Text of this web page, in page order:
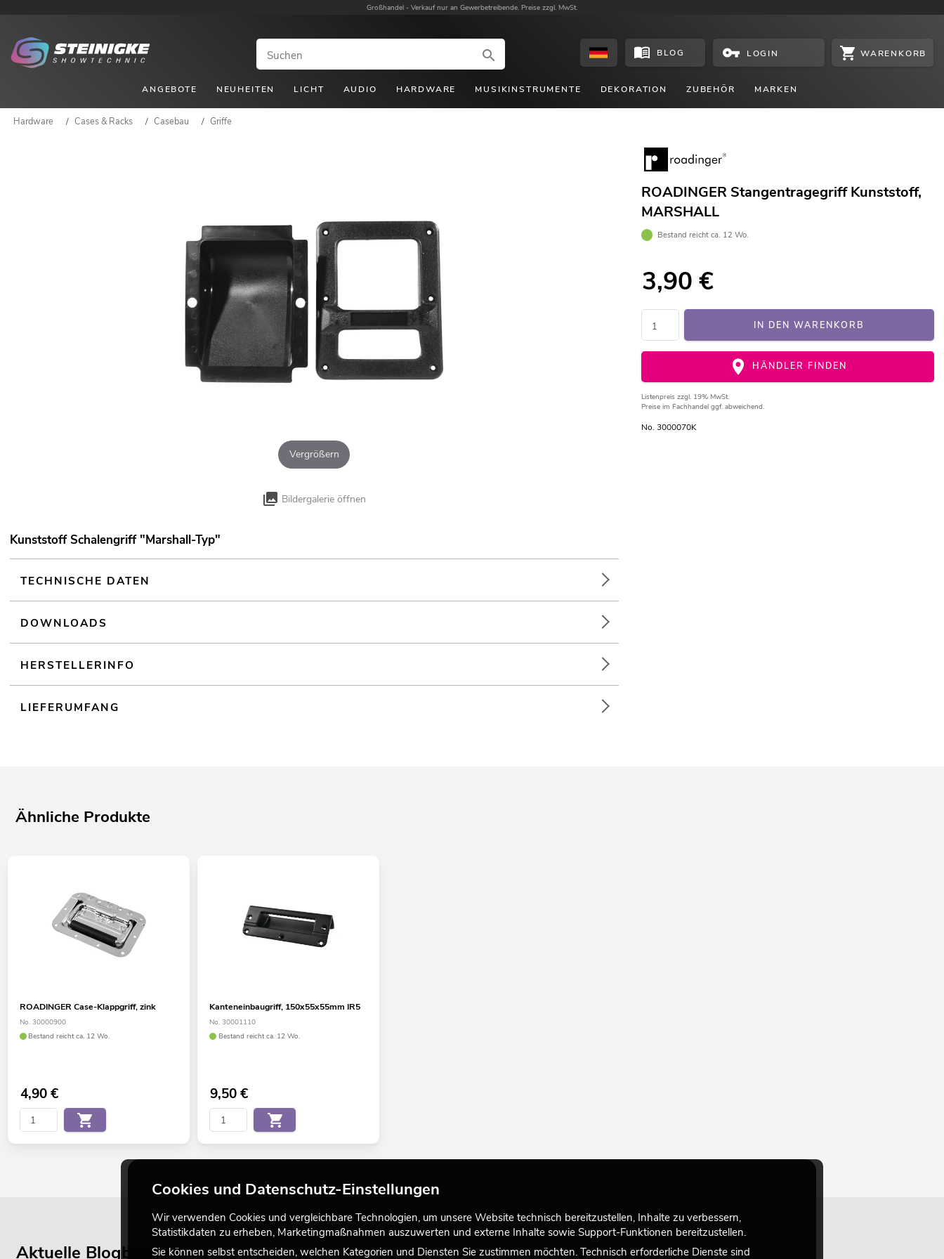
Großhandel - Verkauf nur an Gewerbetreibende. Preise zzgl. MwSt.
BLOG LOGIN WARENKORB
ANGEBOTE NEUHEITEN LICHT AUDIO HARDWARE MUSIKINSTRUMENTE DEKORATION ZUBEHÖR MARKEN
Hardware / Cases & Racks / Casebau / Griffe
Vergrößern
Bildergalerie öffnen
ROADINGER Stangentragegriff Kunststoff,
MARSHALL
Bestand reicht ca. 12 Wo.
3,90 €
IN DEN WARENKORB
HÄNDLER FINDEN
Listenpreis zzgl. 19% MwSt.
Preise im Fachhandel ggf. abweichend.
No. 3000070K
Kunststoff Schalengriff "Marshall-Typ"
TECHNISCHE DATEN
DOWNLOADS
HERSTELLERINFO
LIEFERUMFANG
Ähnliche Produkte
ROADINGER Case-Klappgriff, zink
No. 30000900
Bestand reicht ca. 12 Wo.
4,90€
Kanteneinbaugriff, 150x55x55mm IR5
No. 30001110
Bestand reicht ca. 12 Wo.
9,50€
Aktuelle Blogbeiträge
Cookies und Datenschutz-Einstellungen
Wir verwenden Cookies und vergleichbare Technologien, um unsere Website technisch bereitzustellen, Inhalte zu verbessern,
Statistikdaten zu erheben, Marketingmaßnahmen auszuwerten und externe Inhalte sowie Support-Funktionen bereitzustellen.
Sie können selbst entscheiden, welchen Kategorien und Diensten Sie zustimmen möchten. Technisch erforderliche Dienste sind